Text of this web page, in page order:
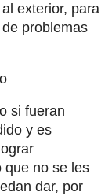
exterior, para
problemas
si fueran
y es
que no se les
dar, por